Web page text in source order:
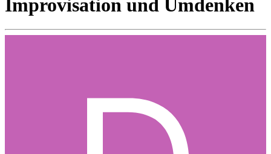
Improvisation und Umdenken